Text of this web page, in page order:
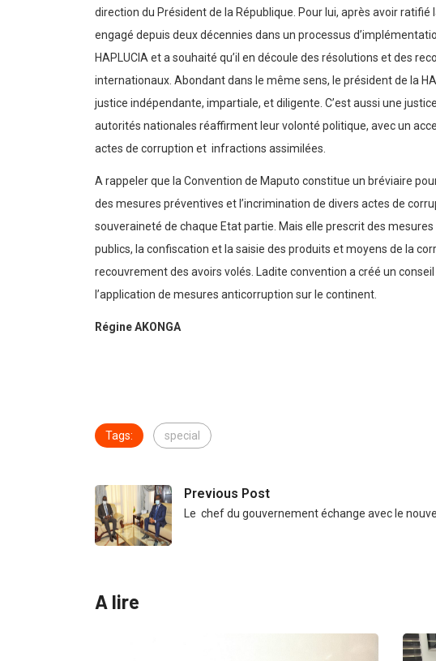
direction du Président de la République. Pour lui, après avoir
engagé depuis deux décennies dans un processus
HAPLUCIA et a souhaité qu’il en découle des résolutions et des
internationaux. Abondant dans le même sens, le président de la
justice indépendante, impartiale, et diligente. C’est aussi une
autorités nationales réaffirment leur volonté politique, avec un
actes de corruption et infractions assimilées.
A rappeler que la Convention de Maputo constitue un bréviaire
des mesures préventives et l’incrimination de divers actes de
souveraineté de chaque Etat partie. Mais elle prescrit des
publics, la confiscation et la saisie des produits et moyens de la
recouvrement des avoirs volés. Ladite convention a créé un
l’application de mesures anticorruption sur le continent.
Régine AKONGA
Tags: special
Previous Post
Le chef du gouvernement échange avec le
A lire